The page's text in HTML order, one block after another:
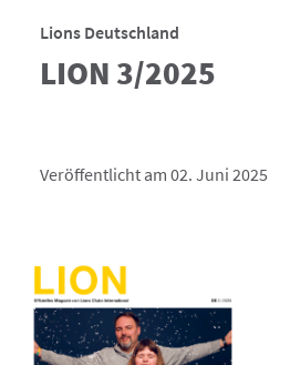
Lions Deutschland
LION 3/2025
Veröffentlicht am 02. Juni 2025